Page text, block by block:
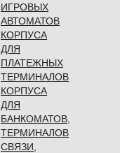
ИГРОВЫХ
АВТОМАТОВ
КОРПУСА
ДЛЯ
ПЛАТЕЖНЫХ
ТЕРМИНАЛОВ
КОРПУСА
ДЛЯ
БАНКОМАТОВ,
ТЕРМИНАЛОВ
СВЯЗИ,